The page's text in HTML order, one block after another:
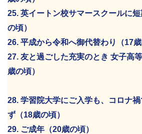
25. 英イートン校サマースクールに
の頃）
26. 平成から令和へ御代替わり（17歳
27. 友と過ごした充実のとき 女子高
歳の頃）
28. 学習院大学にご入学も、コロナ
ず（18歳の頃）
29. ご成年（20歳の頃）